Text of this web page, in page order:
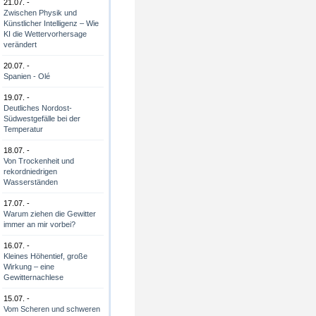
21.07. -
Zwischen Physik und
Künstlicher Intelligenz – Wie
KI die Wettervorhersage
verändert
20.07. -
Spanien - Olé
19.07. -
Deutliches Nordost-
Südwestgefälle bei der
Temperatur
18.07. -
Von Trockenheit und
rekordniedrigen
Wasserständen
17.07. -
Warum ziehen die Gewitter
immer an mir vorbei?
16.07. -
Kleines Höhentief, große
Wirkung – eine
Gewitternachlese
15.07. -
Vom Scheren und schweren